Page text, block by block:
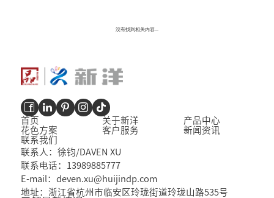
没有找到相关内容...
首页 关于新洋
产品中心
花色方案
客户服务
新闻资讯
联系我们
联系人：徐钧/DAVEN XU
联系电话：13989885777
E-mail：deven.xu@huijindp.com
地址：浙江省杭州市临安区玲珑街道玲珑山路535号